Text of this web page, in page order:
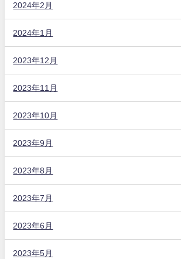
2024年2月
2024年1月
2023年12月
2023年11月
2023年10月
2023年9月
2023年8月
2023年7月
2023年6月
2023年5月